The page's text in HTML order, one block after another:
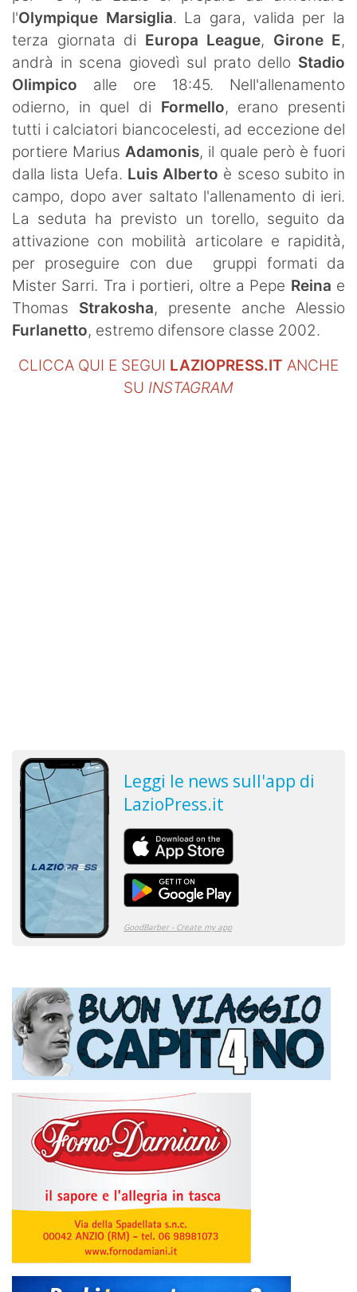
l'Olympique Marsiglia. La gara, valida per la
terza giornata di Europa League, Girone E,
andrà in scena giovedì sul prato dello Stadio
Olimpico alle ore 18:45. Nell'allenamento
odierno, in quel di Formello, erano presenti
tutti i calciatori biancocelesti, ad eccezione del
portiere Marius Adamonis, il quale però è fuori
dalla lista Uefa. Luis Alberto è sceso subito in
campo, dopo aver saltato l'allenamento di ieri.
La seduta ha previsto un torello, seguito da
attivazione con mobilità articolare e rapidità,
per proseguire con due gruppi formati da
Mister Sarri. Tra i portieri, oltre a Pepe Reina e
Thomas Strakosha, presente anche Alessio
Furlanetto, estremo difensore classe 2002.
CLICCA QUI E SEGUI LAZIOPRESS.IT ANCHE
SU INSTAGRAM